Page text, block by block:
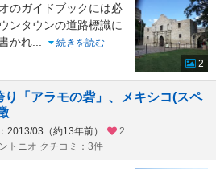
のガイドブックには必
ンタウンの道路標識に
かれ...
続きを読む
2
「アラモの砦」、メキシコ(スペ
2013/03（約13年前）
2
トニオ クチコミ：3件